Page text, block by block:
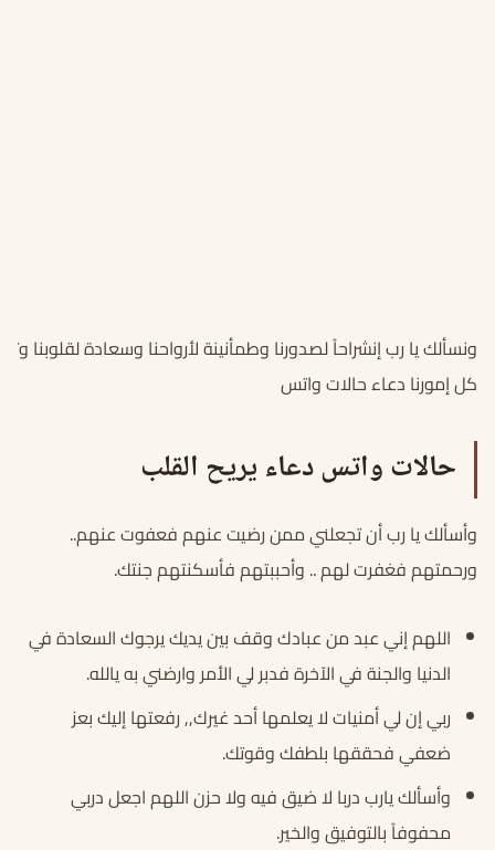
ونسألك يا رب إنشراحاً لصدورنا وطمأنينة لأرواحنا وسعادة لقلوبنا
كل إمورنا دعاء حالات واتس
حالات واتس دعاء يريح القلب
وأسألك يا رب أن تجعلني ممن رضيت عنهم فعفوت عنهم..
ورحمتهم فغفرت لهم .. وأحببتهم فأسكنتهم جنتك.
اللهم إني عبد من عبادك وقف بين يديك يرجوك السعادة في
الدنيا والجنة في الآخرة فدبر لي الأمر وارضني به يالله.
ربي إن لي أمنيات لا يعلمها أحد غيرك,, رفعتها إليك بعز
ضعفي فحققها بلطفك وقوتك.
وأسألك يارب دربا لا ضيق فيه ولا حزن اللهم اجعل دربي
محفوفاً بالتوفيق والخير.